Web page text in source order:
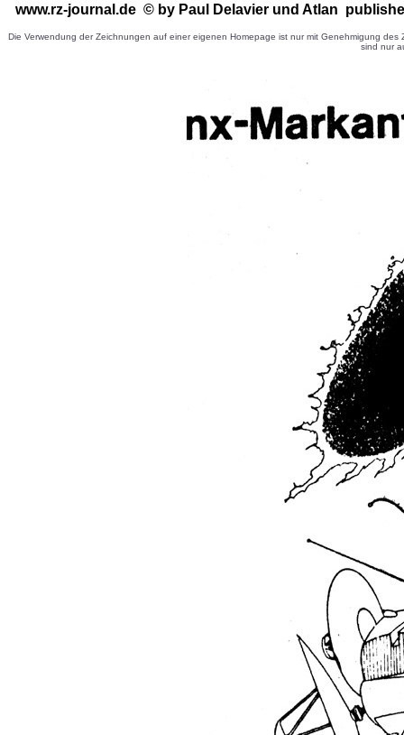
www.rz-journal.de © by Paul Delavier und Atlan
Die Verwendung der Zeichnungen auf einer eigenen Homepage ist nur mit Genehmigung
sind nur